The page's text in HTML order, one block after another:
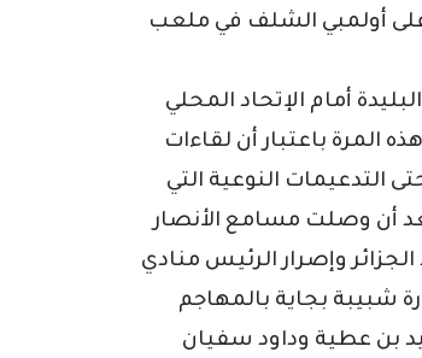
على أولمبي الشلف في ملعب
أمام الإتحاد المحلي
المرة باعتبار أن لقاءات
التدعيمات النوعية التي
أن وصلت مسامع الأنصار
وإصرار الرئيس منادي
شبيبة بجاية بالمهاجم
بن عطية وداود سفيان